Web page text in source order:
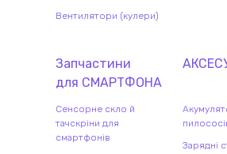
Вентилятори (кулери)
Запчастини
для СМАРТФОНА
Сенсорне скло й
тачскріни для
смартфонів
Зарядні